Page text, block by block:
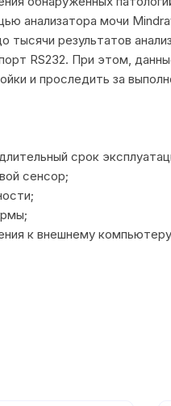
анализатора мочи
тысячи результатов
RS232. При этом,
и проследить за
срок
сенсор;
к внешнему